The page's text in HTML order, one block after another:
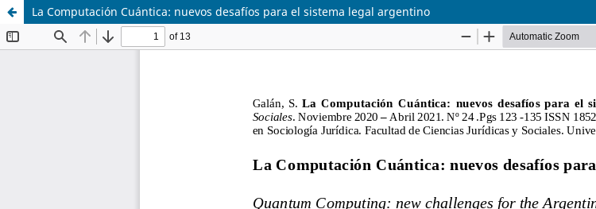
La Computación Cuántica: nuevos desafíos para el sistema legal argentino